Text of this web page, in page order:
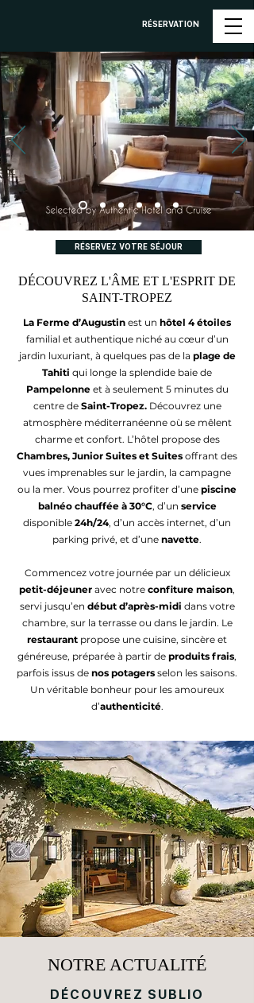
RÉSERVATION
RÉSERVEZ VOTRE SÉJOUR
DÉCOUVREZ L'ÂME ET L'ESPRIT DE
SAINT-TROPEZ
La Ferme d’Augustin est un hôtel 4 étoiles
familial et authentique niché au cœur d’un
jardin luxuriant, à quelques pas de la plage de
Tahiti qui longe la splendide baie de
Pampelonneet à seulement 5 minutes du
centre de Saint-Tropez.Découvrez une
atmosphère méditerranéenne où se mêlent
charme et confort. L’hôtel propose des
Chambres, Junior Suites et Suites offrant des
vues imprenables sur le jardin, la campagne
ou la mer. Vous pourrez profiter d’une piscine
balnéo chauffée à 30°C, d’un service
disponible 24h/24, d’un accès internet, d’un
parking privé, et d’une navette.
Commencez votre journée par un délicieux
petit-déjeuner avec notre confiture maison,
servi jusqu’en début d’après-midi dans votre
chambre, sur la terrasse ou dans le jardin. Le
restaurant propose une cuisine, sincère et
généreuse, préparée à partir de produits frais,
parfois issus de nos potagers selon les saisons.
Un véritable bonheur pour les amoureux
d’authenticité.
NOTRE ACTUALITÉ
DÉCOUVREZ SUBLIO